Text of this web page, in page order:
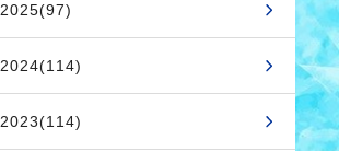
2025(97)
2024(114)
2023(114)